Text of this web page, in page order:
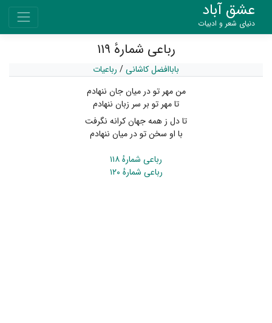
عشق آباد
دنیای شعر و ادبیات
رباعی شمارهٔ ۱۱۹
باباافضل کاشانی/ رباعیات
من مهر تو در میان جان ننهادم
تا مهر تو بر سر زبان ننهادم
تا دل ز همه جهان کرانه نگرفت
با او سخن تو در میان ننهادم
رباعی شمارهٔ ۱۱۸
رباعی شمارهٔ ۱۲۰